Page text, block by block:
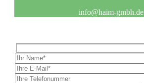
info@haim-gmbh.de